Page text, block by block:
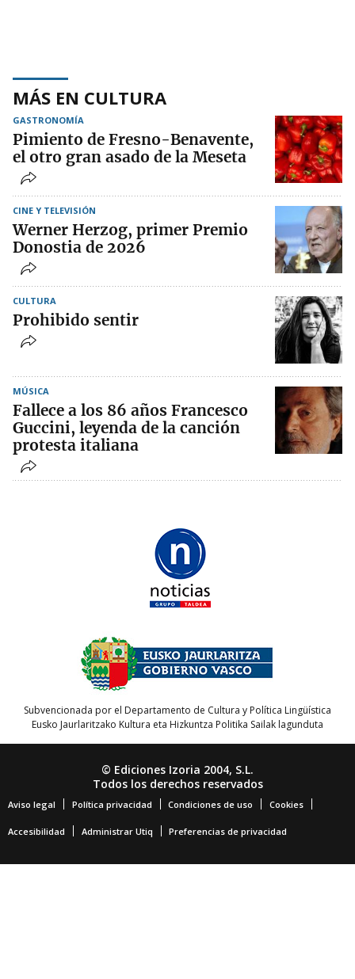
MÁS EN CULTURA
GASTRONOMÍA
Pimiento de Fresno-Benavente,
el otro gran asado de la Meseta
CINE Y TELEVISIÓN
Werner Herzog, primer Premio
Donostia de 2026
CULTURA
Prohibido sentir
MÚSICA
Fallece a los 86 años Francesco
Guccini, leyenda de la canción
protesta italiana
Subvencionada por el Departamento de Cultura y Política Lingüística
Eusko Jaurlaritzako Kultura eta Hizkuntza Politika Sailak lagunduta
© Ediciones Izoria 2004, S.L.
Todos los derechos reservados
Aviso legal Política privacidad Condiciones de uso Cookies
Accesibilidad Administrar Utiq Preferencias de privacidad